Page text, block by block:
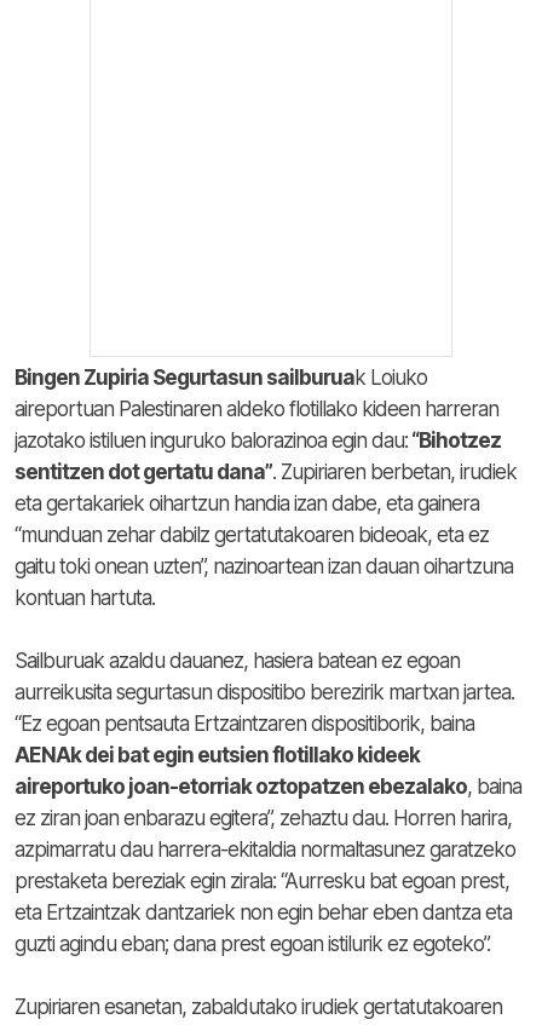
Bingen Zupiria Segurtasun sailburuak Loiuko
aireportuan Palestinaren aldeko flotillako kideen harreran
jazotako istiluen inguruko balorazinoa egin dau: “Bihotzez
sentitzen dot gertatu dana”. Zupiriaren berbetan, irudiek
eta gertakariek oihartzun handia izan dabe, eta gainera
“munduan zehar dabilz gertatutakoaren bideoak, eta ez
gaitu toki onean uzten”, nazinoartean izan dauan oihartzuna
kontuan hartuta.
Sailburuak azaldu dauanez, hasiera batean ez egoan
aurreikusita segurtasun dispositibo berezirik martxan jartea.
“Ez egoan pentsauta Ertzaintzaren dispositiborik, baina
AENAk dei bat egin eutsien flotillako kideek
aireportuko joan-etorriak oztopatzen ebezalako, baina
ez ziran joan enbarazu egitera”, zehaztu dau. Horren harira,
azpimarratu dau harrera-ekitaldia normaltasunez garatzeko
prestaketa bereziak egin zirala: “Aurresku bat egoan prest,
eta Ertzaintzak dantzariek non egin behar eben dantza eta
guzti agindu eban; dana prest egoan istilurik ez egoteko”.
Zupiriaren esanetan, zabaldutako irudiek gertatutakoaren